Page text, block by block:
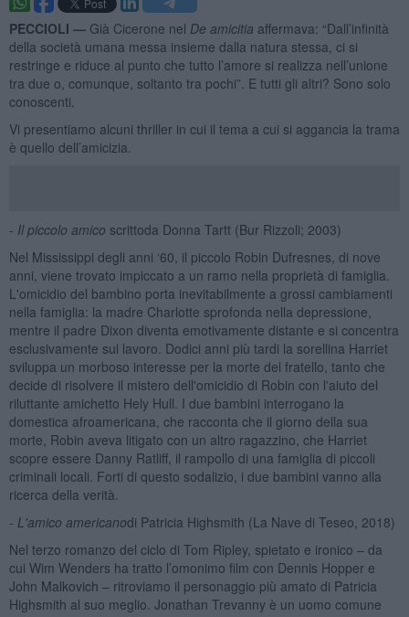
PECCIOLI — Già Cicerone nel De amicitia affermava: “Dall’infinità
della società umana messa insieme dalla natura stessa, ci si
restringe e riduce al punto che tutto l’amore si realizza nell’unione
tra due o, comunque, soltanto tra pochi”. E tutti gli altri? Sono solo
conoscenti.
Vi presentiamo alcuni thriller in cui il tema a cui si aggancia la trama
è quello dell’amicizia.
- Il piccolo amico scrittoda Donna Tartt (Bur Rizzoli; 2003)
Nel Mississippi degli anni ‘60, il piccolo Robin Dufresnes, di nove
anni, viene trovato impiccato a un ramo nella proprietà di famiglia.
L'omicidio del bambino porta inevitabilmente a grossi cambiamenti
nella famiglia: la madre Charlotte sprofonda nella depressione,
mentre il padre Dixon diventa emotivamente distante e si concentra
esclusivamente sul lavoro. Dodici anni più tardi la sorellina Harriet
sviluppa un morboso interesse per la morte del fratello, tanto che
decide di risolvere il mistero dell'omicidio di Robin con l'aiuto del
riluttante amichetto Hely Hull. I due bambini interrogano la
domestica afroamericana, che racconta che il giorno della sua
morte, Robin aveva litigato con un altro ragazzino, che Harriet
scopre essere Danny Ratliff, il rampollo di una famiglia di piccoli
criminali locali. Forti di questo sodalizio, i due bambini vanno alla
ricerca della verità.
- L'amico americanodi Patricia Highsmith (La Nave di Teseo, 2018)
Nel terzo romanzo del ciclo di Tom Ripley, spietato e ironico – da
cui Wim Wenders ha tratto l’omonimo film con Dennis Hopper e
John Malkovich – ritroviamo il personaggio più amato di Patricia
Highsmith al suo meglio. Jonathan Trevanny è un uomo comune